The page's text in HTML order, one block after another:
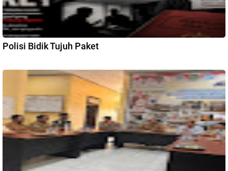
Polisi Bidik Tujuh Paket